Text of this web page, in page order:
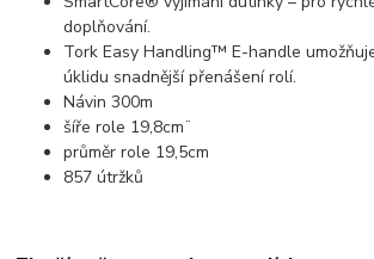
doplňování.
Tork Easy Handling™ E-handle
úklidu snadnější přenášení rolí.
Návin 300m
šíře role 19,8cm¨
průměr role 19,5cm
857 útržků